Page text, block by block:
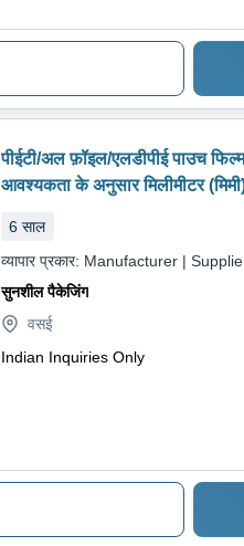
पीईटी/अल फ़ॉइल/एलडीपीई पाउच
आवश्यकता के अनुसार मिलीमीटर
6 साल
व्यापार प्रकार: Manufacturer |
सुनशील पैकेजिंग
वसई
Indian Inquiries Only